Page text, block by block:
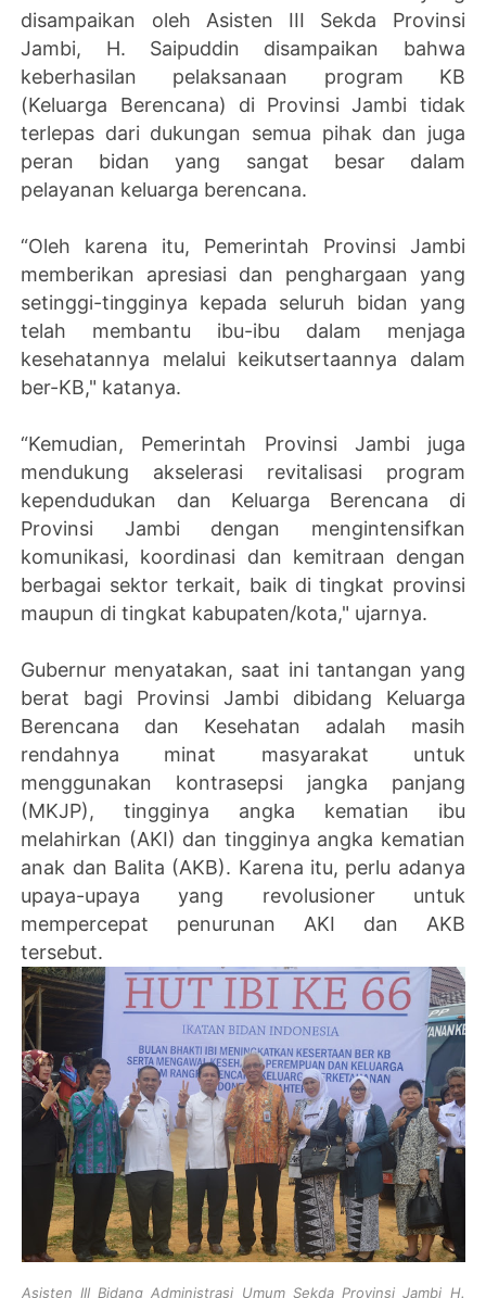
disampaikan oleh Asisten III Sekda Provinsi
Jambi, H. Saipuddin disampaikan bahwa
keberhasilan pelaksanaan program KB
(Keluarga Berencana) di Provinsi Jambi tidak
terlepas dari dukungan semua pihak dan juga
peran bidan yang sangat besar dalam
pelayanan keluarga berencana.
“Oleh karena itu, Pemerintah Provinsi Jambi
memberikan apresiasi dan penghargaan yang
setinggi-tingginya kepada seluruh bidan yang
telah membantu ibu-ibu dalam menjaga
kesehatannya melalui keikutsertaannya dalam
ber-KB," katanya.
“Kemudian, Pemerintah Provinsi Jambi juga
mendukung akselerasi revitalisasi program
kependudukan dan Keluarga Berencana di
Provinsi Jambi dengan mengintensifkan
komunikasi, koordinasi dan kemitraan dengan
berbagai sektor terkait, baik di tingkat provinsi
maupun di tingkat kabupaten/kota," ujarnya.
Gubernur menyatakan, saat ini tantangan yang
berat bagi Provinsi Jambi dibidang Keluarga
Berencana dan Kesehatan adalah masih
rendahnya minat masyarakat untuk
menggunakan kontrasepsi jangka panjang
(MKJP), tingginya angka kematian ibu
melahirkan (AKI) dan tingginya angka kematian
anak dan Balita (AKB). Karena itu, perlu adanya
upaya-upaya yang revolusioner untuk
mempercepat penurunan AKI dan AKB
tersebut.
Asisten III Bidang Administrasi Umum Sekda Provinsi Jambi H.